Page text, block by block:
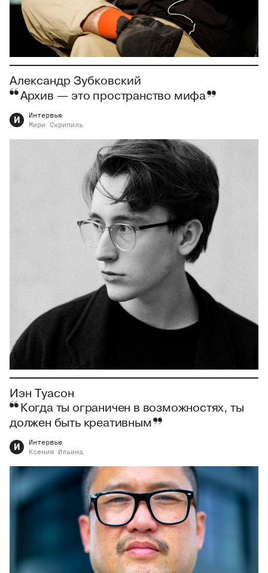
Александр Зубковский
Архив — это пространство мифа
И
Интервью
Мири
Скрипиль
Иэн Туасон
Когда ты ограничен в возможностях, ты
должен быть креативным
И
Интервью
Ксения
Ильина